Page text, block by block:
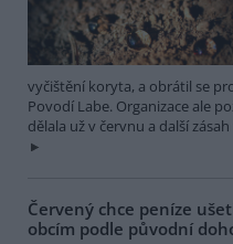
vyčištění koryta, a obrátil se
Povodí Labe. Organizace ale
dělala už v červnu a další
Červený chce peníze
obcím podle původní